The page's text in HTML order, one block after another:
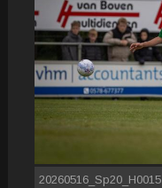
20260516_Sp20_H0015